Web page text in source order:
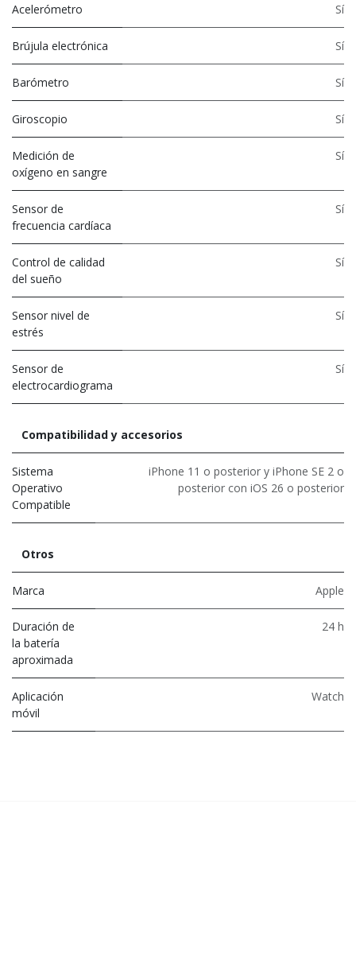
Acelerómetro Sí
Brújula electrónica Sí
Barómetro Sí
Giroscopio Sí
Medición de
oxígeno en sangre
Sí
Sensor de
frecuencia cardíaca
Sí
Control de calidad
del sueño
Sí
Sensor nivel de
estrés
Sí
Sensor de
electrocardiograma
Sí
Compatibilidad y accesorios
Sistema
Operativo
Compatible
iPhone 11 o posterior y iPhone SE 2 o
posterior con iOS 26 o posterior
Otros
Marca Apple
Duración de
la batería
aproximada
24 h
Aplicación
móvil
Watch